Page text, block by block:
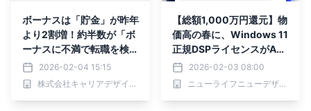
ボーナスは「貯金」が昨年
より2割増！約半数が「ボ
ーナスに不満で転職を検
討」／『女の転職type』
が働く女性にアンケート
【第121回】
2026-02-04 15:15
株式会社キャリアデザインセンター
【総額1,000万円還元】物
価高の春に、Windows 11
正規DSPライセンスがAm
azonで「3,000円OFF」
さらに+5%還元になる１
ヶ月間 緊急キャンペーン
2026-02-03 08:00
ニューライフニューデザイン株式会社